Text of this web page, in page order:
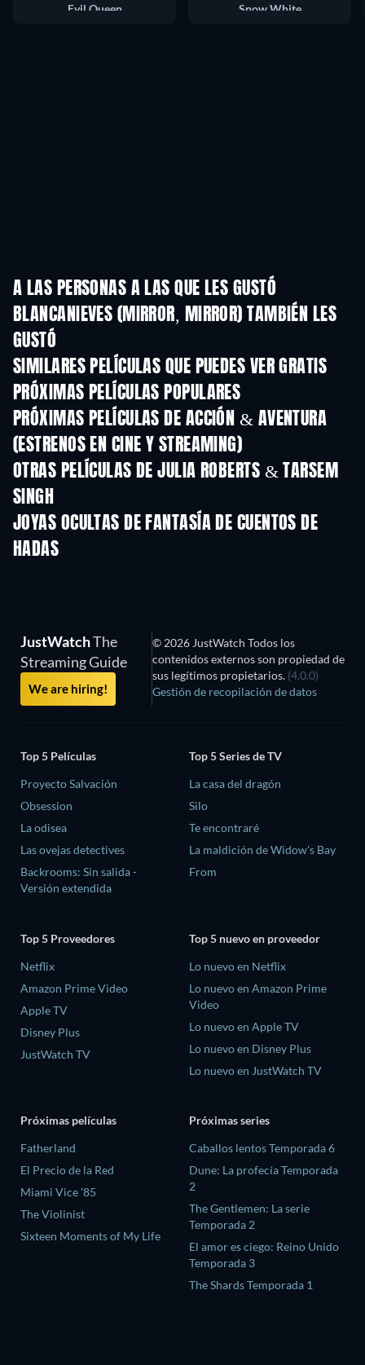
Evil Queen
Snow White
A LAS PERSONAS A LAS QUE LES GUSTÓ
BLANCANIEVES (MIRROR, MIRROR) TAMBIÉN LES
GUSTÓ
SIMILARES PELÍCULAS QUE PUEDES VER GRATIS
PRÓXIMAS PELÍCULAS POPULARES
PRÓXIMAS PELÍCULAS DE ACCIÓN & AVENTURA
(ESTRENOS EN CINE Y STREAMING)
OTRAS PELÍCULAS DE JULIA ROBERTS & TARSEM
SINGH
JOYAS OCULTAS DE FANTASÍA DE CUENTOS DE
HADAS
JustWatchThe
Streaming Guide
We are hiring!
© 2026 JustWatch Todos los
contenidos externos son propiedad de
sus legítimos propietarios. (4.0.0)
Gestión de recopilación de datos
Top 5 Películas
Proyecto Salvación
Obsession
La odisea
Las ovejas detectives
Backrooms: Sin salida -
Versión extendida
Top 5 Series de TV
La casa del dragón
Silo
Te encontraré
La maldición de Widow's Bay
From
Top 5 Proveedores
Netflix
Amazon Prime Video
Apple TV
Disney Plus
JustWatch TV
Top 5 nuevo en proveedor
Lo nuevo en Netflix
Lo nuevo en Amazon Prime
Video
Lo nuevo en Apple TV
Lo nuevo en Disney Plus
Lo nuevo en JustWatch TV
Próximas películas
Fatherland
El Precio de la Red
Miami Vice '85
The Violinist
Sixteen Moments of My Life
Próximas series
Caballos lentos Temporada 6
Dune: La profecía Temporada
2
The Gentlemen: La serie
Temporada 2
El amor es ciego: Reino Unido
Temporada 3
The Shards Temporada 1